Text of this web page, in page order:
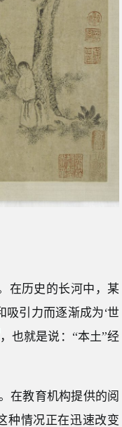
在历史的长河中，某
吸引力而逐渐成为‘世
，也就是说：“本土”经
在教育机构提供的阅
种情况正在迅速改变